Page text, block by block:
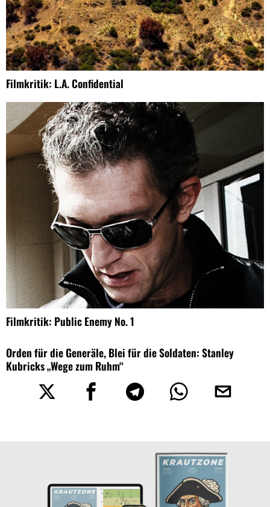
Filmkritik: L.A. Confidential
Filmkritik: Public Enemy No. 1
Orden für die Generäle, Blei für die Soldaten: Stanley
Kubricks „Wege zum Ruhm“